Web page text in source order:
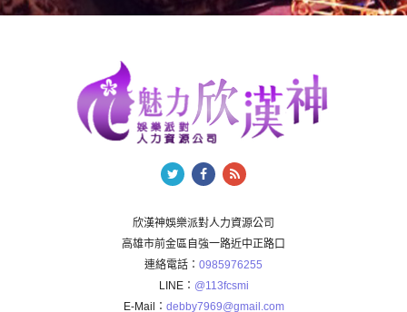
欣漢神娛樂派對人力資源公司
高雄市前金區自強一路近中正路口
連絡電話： 0985976255
LINE： @113fcsmi
E-Mail： debby7969@gmail.com